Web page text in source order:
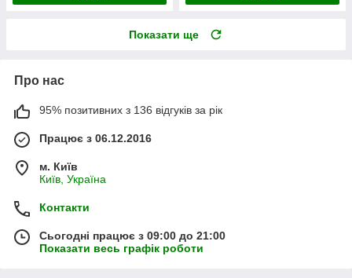
Показати ще
Про нас
95% позитивних з 136 відгуків за рік
Працює з 06.12.2016
м. Київ
Київ, Україна
Контакти
Сьогодні працює з 09:00 до 21:00
Показати весь графік роботи